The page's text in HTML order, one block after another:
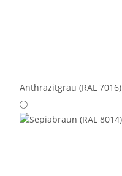
Anthrazitgrau (RAL 7016)